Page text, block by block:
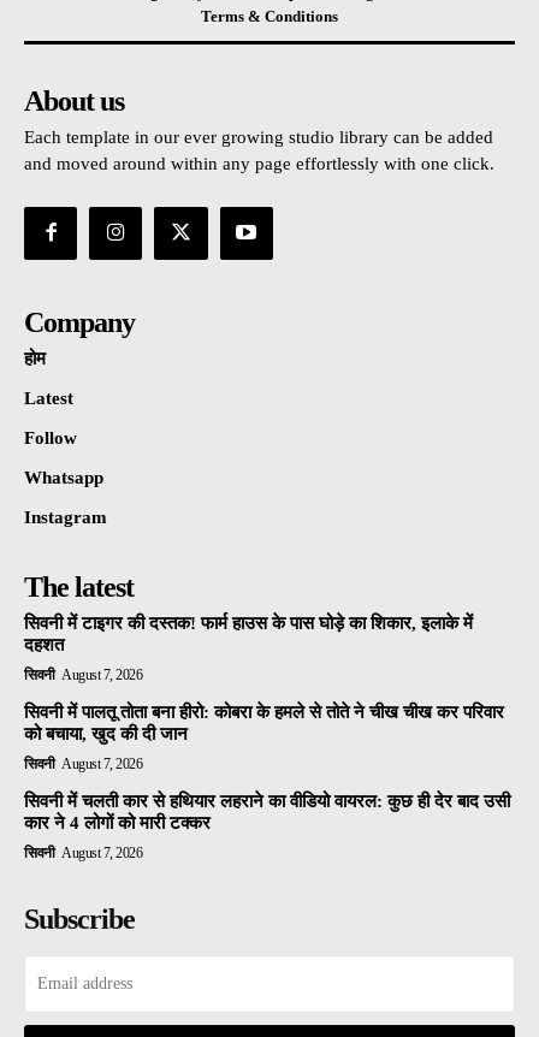
Terms & Conditions
About us
Each template in our ever growing studio library can be added
and moved around within any page effortlessly with one click.
Company
होम
Latest
Follow
Whatsapp
Instagram
The latest
सिवनी में टाइगर की दस्तक! फार्म हाउस के पास घोड़े का शिकार, इलाके में
दहशत
सिवनी August 7, 2026
सिवनी में पालतू तोता बना हीरो: कोबरा के हमले से तोते ने चीख चीख कर परिवार
को बचाया, खुद की दी जान
सिवनी August 7, 2026
सिवनी में चलती कार से हथियार लहराने का वीडियो वायरल: कुछ ही देर बाद उसी
कार ने 4 लोगों को मारी टक्कर
सिवनी August 7, 2026
Subscribe